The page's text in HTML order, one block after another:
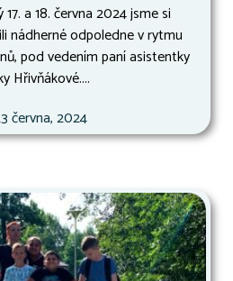
a 18. června 2024 jsme si
nádherné odpoledne v rytmu
pod vedením paní asistentky
Hřivňákové....
června, 2024